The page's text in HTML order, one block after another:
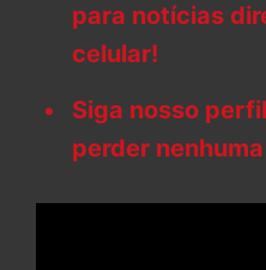
para notícias
celular!
Siga nosso
perder